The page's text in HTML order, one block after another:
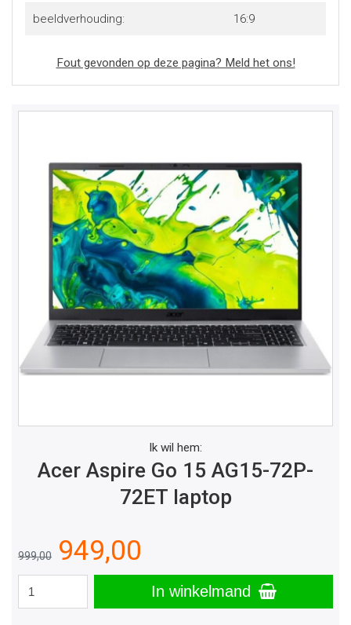
beeldverhouding: 16:9
Fout gevonden op deze pagina? Meld het ons!
Ik wil hem:
Acer Aspire Go 15 AG15-72P-
72ET laptop
999,00 949,00
In winkelmand